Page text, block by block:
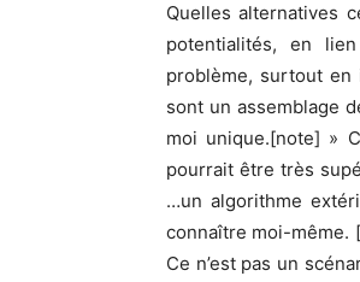
Quelles alternatives
potentialités, en
problème, surtout
sont un assemblage
moi unique.[note] »
pourrait être très
…un algorithme
connaître moi-même.
Ce n’est pas un